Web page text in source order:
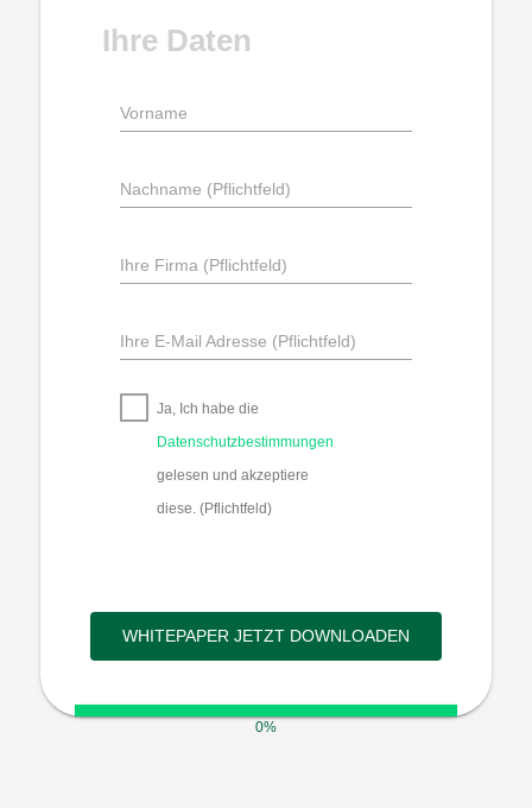
Ihre Daten
Vorname
Nachname (Pflichtfeld)
Ihre Firma (Pflichtfeld)
Ihre E-Mail Adresse (Pflichtfeld)
Ja, Ich habe die
Datenschutzbestimmungen
gelesen und akzeptiere
diese. (Pflichtfeld)
WHITEPAPER JETZT DOWNLOADEN
0%